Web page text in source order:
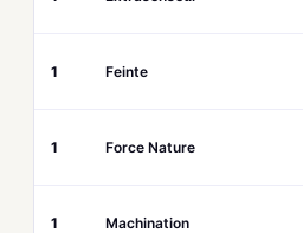
1 Feinte
1 Force Nature
1 Machination